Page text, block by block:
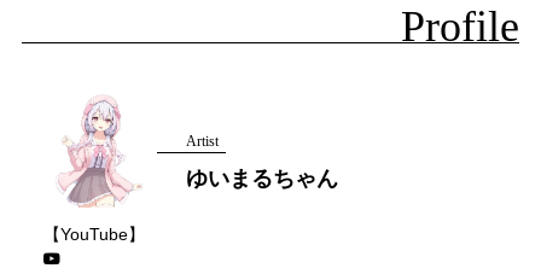
Profile
Artist
ゆいまるちゃん
【YouTube】